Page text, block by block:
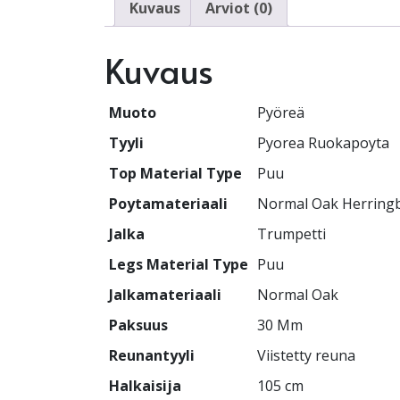
Kuvaus Arviot (0)
Kuvaus
Muoto
Pyöreä
Tyyli
Pyorea Ruokapoyta
Top Material Type
Puu
Poytamateriaali
Normal Oak
Jalka
Trumpetti
Legs Material Type Puu
Jalkamateriaali
Normal Oak
Paksuus
30 Mm
Reunantyyli
Viistetty reuna
Halkaisija
105 cm